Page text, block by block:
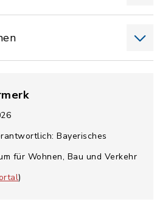
Bayerisches
für Wohnen, Bau und Verkehr
)